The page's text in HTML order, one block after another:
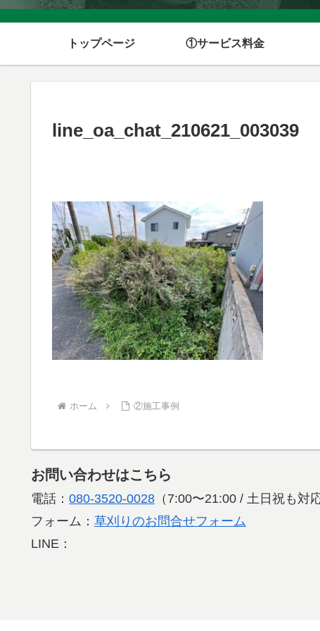
トップページ ①サービス料金
line_oa_chat_210621_003039
ホーム ②施工事例
お問い合わせはこちら
電話： 080-3520-0028 （7:00〜21:00 / 土日祝も対
フォーム： 草刈りのお問合せフォーム
LINE：